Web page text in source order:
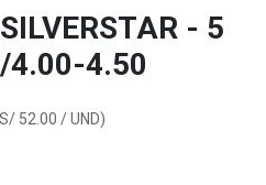
- 5
4.00-4.50
S/ 52.00 /UND)